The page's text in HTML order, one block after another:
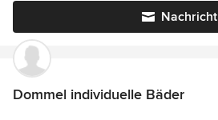
Nachricht
Dommel individuelle Bäder